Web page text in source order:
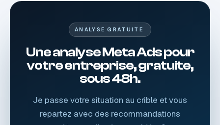
ANALYSE GRATUITE
Une analyse Meta Ads pour
votre entreprise, gratuite,
sous 48h.
Je passe votre situation au crible et vous
repartez avec des recommandations